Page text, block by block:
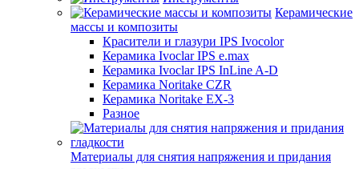
Керамические
массы и композиты
Красители и глазури IPS Ivocolor
Керамика Ivoclar IPS e.max
Керамика Ivoclar IPS InLine A-D
Керамика Noritake CZR
Керамика Noritake EX-3
Разное
Материалы для снятия напряжения и придания